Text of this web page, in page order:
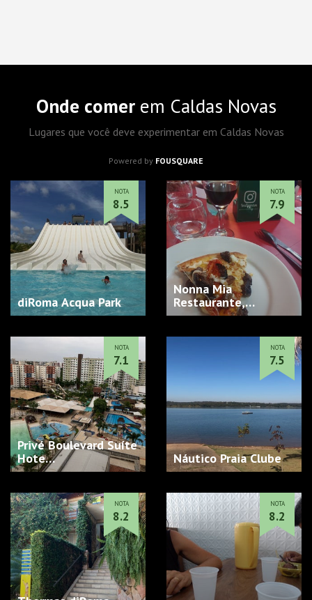
Onde comerem Caldas Novas
Lugares que você deve experimentar em Caldas Novas
Powered by FOUSQUARE
diRoma Acqua Park
NOTA
8.5
Nonna Mia
Restaurante,
Galeteria e Pizzari…
NOTA
7.9
Privé Boulevard Suíte
Hote…
NOTA
7.1
Náutico Praia Clube
NOTA
7.5
NOTA
8.2
NOTA
8.2